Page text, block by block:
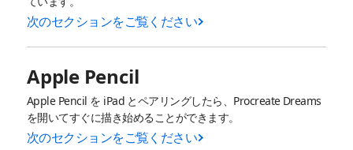
次のセクションをご覧ください
Apple Pencil
Apple Pencil を iPad とペアリングしたら、Procreate Dreams
を開いてすぐに描き始めることができます。
次のセクションをご覧ください